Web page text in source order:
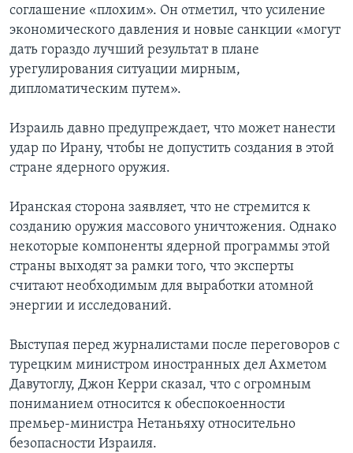
соглашение «плохим». Он отметил, что усиление
экономического давления и новые санкции «могут
дать гораздо лучший результат в плане
урегулирования ситуации мирным,
дипломатическим путем».
Израиль давно предупреждает, что может нанести
удар по Ирану, чтобы не допустить создания в этой
стране ядерного оружия.
Иранская сторона заявляет, что не стремится к
созданию оружия массового уничтожения. Однако
некоторые компоненты ядерной программы этой
страны выходят за рамки того, что эксперты
считают необходимым для выработки атомной
энергии и исследований.
Выступая перед журналистами после переговоров с
турецким министром иностранных дел Ахметом
Давутоглу, Джон Керри сказал, что с огромным
пониманием относится к обеспокоенности
премьер-министра Нетаньяху относительно
безопасности Израиля.